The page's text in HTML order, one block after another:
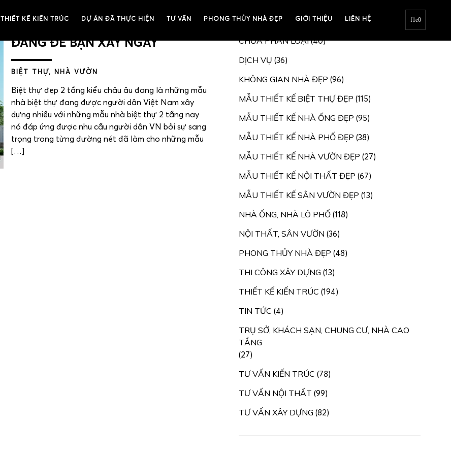
THIẾT KẾ KIẾN TRÚC DỰ ÁN ĐÃ THỰC HIỆN TƯ VẤN PHONG THỦY NHÀ ĐẸP GIỚI THIỆU LIÊN HỆ
ĐÁNG ĐỂ BẠN XÂY NGAY
BIỆT THỰ, NHÀ VƯỜN
Biệt thự đẹp 2 tầng kiểu châu âu đang là những mẫu
nhà biệt thự đang được người dân Việt Nam xây
dựng nhiều với những mẫu nhà biệt thự 2 tầng nay
nó đáp ứng được nhu cầu người dân VN bởi sự sang
trọng trong từng đường nét đã làm cho những mẫu
[…]
BIỆT THỰ, NHÀ VƯỜN(207)
CHƯA PHÂN LOẠI(40)
DỊCH VỤ (36)
KHÔNG GIAN NHÀ ĐẸP (96)
MẪU THIẾT KẾ BIỆT THỰ ĐẸP (115)
MẪU THIẾT KẾ NHÀ ỐNG ĐẸP (95)
MẪU THIẾT KẾ NHÀ PHỐ ĐẸP (38)
MẪU THIẾT KẾ NHÀ VƯỜN ĐẸP (27)
MẪU THIẾT KẾ NỘI THẤT ĐẸP (67)
MẪU THIẾT KẾ SÂN VƯỜN ĐẸP (13)
NHÀ ỐNG, NHÀ LÔ PHỐ (118)
NỘI THẤT, SÂN VƯỜN (36)
PHONG THỦY NHÀ ĐẸP (48)
THI CÔNG XÂY DỰNG (13)
THIẾT KẾ KIẾN TRÚC (194)
TIN TỨC (4)
TRỤ SỞ, KHÁCH SẠN, CHUNG CƯ, NHÀ CAO
TẦNG
(27)
TƯ VẤN KIẾN TRÚC (78)
TƯ VẤN NỘI THẤT (99)
TƯ VẤN XÂY DỰNG (82)
Email: CSKH.KIENTAOVIET@GMAIL.COM